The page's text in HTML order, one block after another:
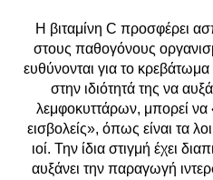
Η βιταμίνη C προσφέρει
στους παθογόνους
ευθύνονται για το
στην ιδιότητά της να
λεμφοκυττάρων, μπορεί να
εισβολείς», όπως είναι τα
ιοί. Την ίδια στιγμή έχει
αυξάνει την παραγωγή